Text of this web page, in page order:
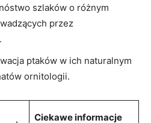
szlaków ⁣o różnym
przez
ptaków⁤ w ich naturalnym
⁤ornitologii.
Ciekawe informacje